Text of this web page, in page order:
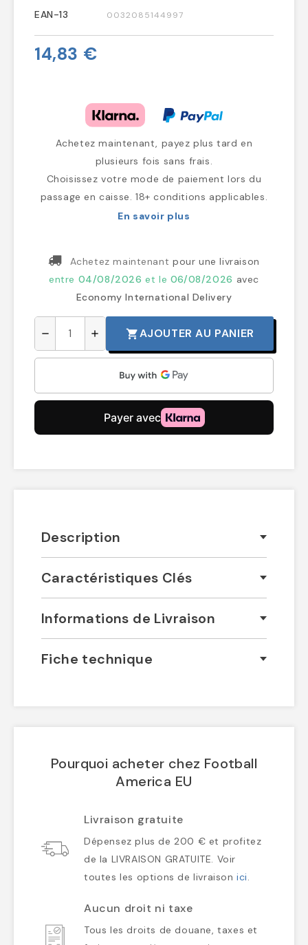
EAN-13 0032085144997
14,83 €
Achetez maintenant, payez plus tard en
plusieurs fois sans frais.
Choisissez votre mode de paiement lors du
passage en caisse. 18+ conditions applicables.
En savoir plus
Achetez maintenant pour une livraison
entre 04/08/2026 et le 06/08/2026 avec
Economy International Delivery
remove add shopping_cartAJOUTER AU PANIER
Description
Caractéristiques Clés
Informations de Livraison
Fiche technique
Pourquoi acheter chez Football
America EU
Livraison gratuite
Dépensez plus de 200 € et profitez
de la LIVRAISON GRATUITE. Voir
toutes les options de livraisonici.
Aucun droit ni taxe
Tous les droits de douane, taxes et